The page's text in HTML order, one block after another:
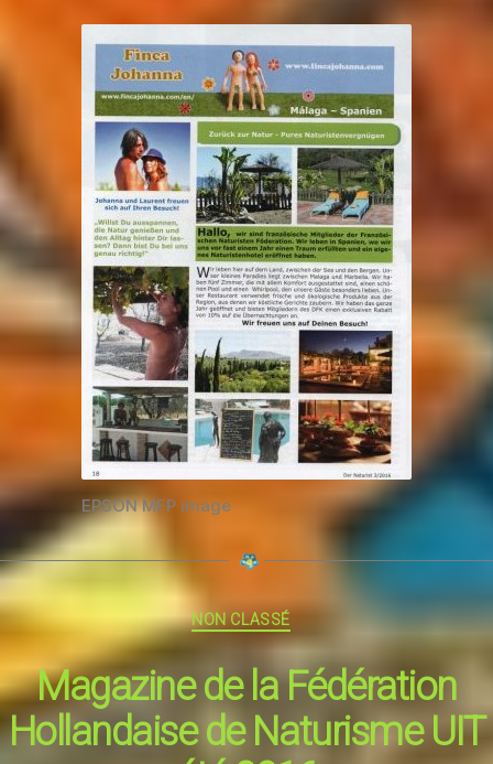
EPSON MFP image
Catégories
NON CLASSÉ
Magazine de la Fédération
Hollandaise de Naturisme UIT